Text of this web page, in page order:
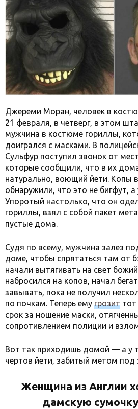
Джереми Моран, человек в
21 февраля, в четверг, в этом
мужчина в костюме гориллы,
доигрался с масками. В
Сульфур поступил звонок от
которые сообщили, что в их
натурально, воющий йети. Копы
обнаружили, что это не бигфут,
Упоротый настолько, что он
гориллы, взял с собой пакет
пустые дома.
Судя по всему, мужчина залез
доме, чтобы спрятаться там от
начали вытягивать на свет
набросился на копов, начал
завывать, пока не получил
по почкам. Теперь ему грозит
срок за ношение маски,
сопротивлением полиции и
Вот так приходишь домой — а у
чертов йети, забитый метом под
Женщина из Англии
дамскую